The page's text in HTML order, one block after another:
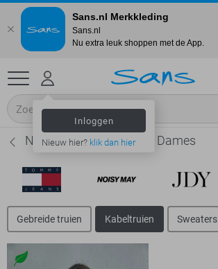
Inloggen
Nieuw hier? klik dan hier
Noisy may Kabeltruien - Dames
Gebreide truien Kabeltruien Sweaters
Sans.nl Merkkleding
Sans.nl
Nu extra leuk shoppen met de App.